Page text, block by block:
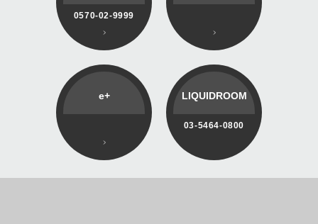
0570-02-9999
e+ LIQUIDROOM
03-5464-0800